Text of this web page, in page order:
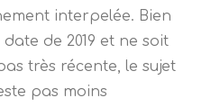
interpelée. Bien
date de 2019 et ne soit
très récente, le sujet
pas moins